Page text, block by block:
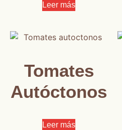
Leer más
Tomates
Autóctonos
Leer más